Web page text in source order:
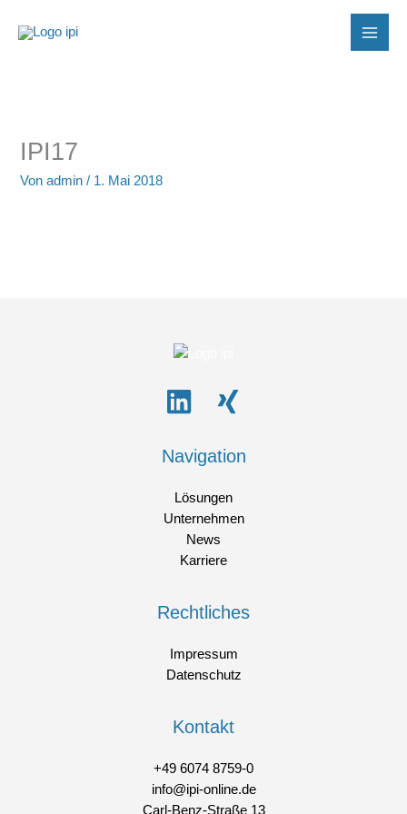
Inhalt
IPI17
Vonadmin/ 1. Mai 2018
Navigation
Lösungen
Unternehmen
News
Karriere
Rechtliches
Impressum
Datenschutz
Kontakt
+49 6074 8759-0
info@ipi-online.de
Carl-Benz-Straße 13